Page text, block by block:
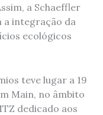
a Schaeffler
a integração da
ecológicos
teve lugar a 19
Main, no âmbito
dedicado aos